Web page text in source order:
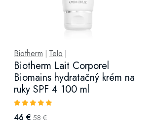
Biotherm Telo
Biotherm Lait Corporel
Biomains hydratačný krém na
ruky SPF 4 100 ml
46 € 58 €